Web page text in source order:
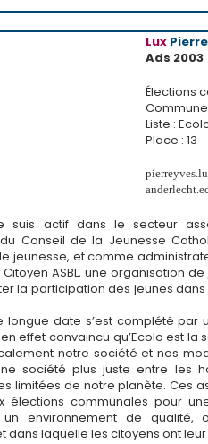
Lux
Ads 2003
Élections
Liste :
Place : 13
suis actif dans le secteur
Conseil de la Jeunesse
jeunesse, et comme
ASBL, une organisation
la participation des jeunes dans
date s’est complété par
effet convaincu qu’Ecolo est la
notre société et nos
société plus juste entre les
limitées de notre planète. Ces
élections communales pour
environnement de qualité,
dans laquelle les citoyens ont